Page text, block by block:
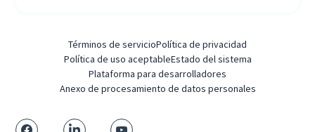
Términos de servicioPolítica de privacidad
Política de uso aceptableEstado del sistema
Plataforma para desarrolladores
Anexo de procesamiento de datos personales